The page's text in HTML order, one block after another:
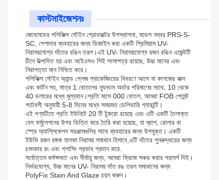
কাস্টমাইজেশনঃ
জোনমেডের পলিফিক্স স্টেইন প্রোডাক্টের উপস্থাপনা, মডেল নম্বর PRS-S-
SC, পেশাদার ব্যবহারের জন্য ডিজাইন করা একটি প্রিমিয়াম UV-
নিরাময়যোগ্য দাঁতের রঙিন তরল।এই UV- নিরাময়যোগ্য রজন রঙিন এজেন্টটি
চীনে উত্পাদিত হয় এবং আইএসও সিই শংসাপত্র রয়েছে, উচ্চ মানের এবং
নিরাপত্তা মান নিশ্চিত করে।
পলিফিক্স স্টেইন অ্যান্ড গ্লেজ প্যাকেজিংয়ের বিবরণে আসে যা কাগজের বাক্স
এবং কার্টন সহ, মাত্র 1 বোতলের ন্যূনতম অর্ডার পরিমাণের সাথে, 10 থেকে
40 ডলারের মধ্যে মূল্যবান।প্রতি মাসে 000 বোতল, আমরা FOB পেমেন্ট
শর্তাবলী অনুযায়ী 5-8 দিনের মধ্যে সময়মত ডেলিভারি গ্যারান্টি।
এই পণ্যটিতে প্রতি ইউনিটে 20 টি টুকরো রয়েছে এবং এটি একটি তৈলাক্ত
বেস ফর্মুলেশনের উপর ভিত্তি করে তৈরি করা হয়েছে, যা ব্রাশ, রোলার বা
স্প্রে অ্যাপ্লিকেশন সরঞ্জামগুলির সাথে ব্যবহারের জন্য উপযুক্ত। একটি
ইউভি রজন রঙ্গক হালকা নিরাময় সমাধান হিসাবে,এটি দাঁতের পুনরুদ্ধারের জন্য
চমৎকার রং এবং গ্লাসিং প্রভাব প্রদান করে.
সর্বোত্তম কর্মক্ষমতা এবং দীর্ঘায়ু জন্য, আমরা ফ্রিজে সঞ্চয় করার পরামর্শ দিই।
নির্ভরযোগ্য, উচ্চ মানের UV- নিরাময় দাঁত রঙ তরল সমাধানের জন্য
PolyFix Stain And Glaze চয়ন করুন।